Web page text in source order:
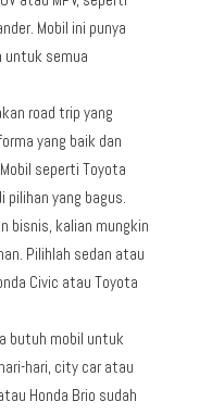
Mobil ini punya
untuk semua
road trip yang
yang baik dan
seperti Toyota
pilihan yang bagus.
bisnis, kalian mungkin
Pilihlah sedan atau
Civic atau Toyota
butuh mobil untuk
hari, city car atau
Honda Brio sudah